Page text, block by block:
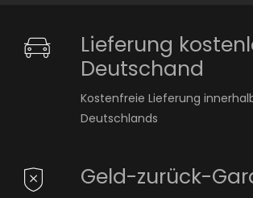
Lieferung
Deutschand
Kostenfreie Lieferung
Deutschlands
Geld-zurück-